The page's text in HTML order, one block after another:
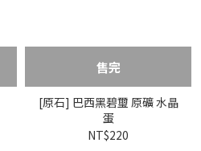
售完
[原石] 巴西黑碧璽 原礦 水晶
蛋
NT$220